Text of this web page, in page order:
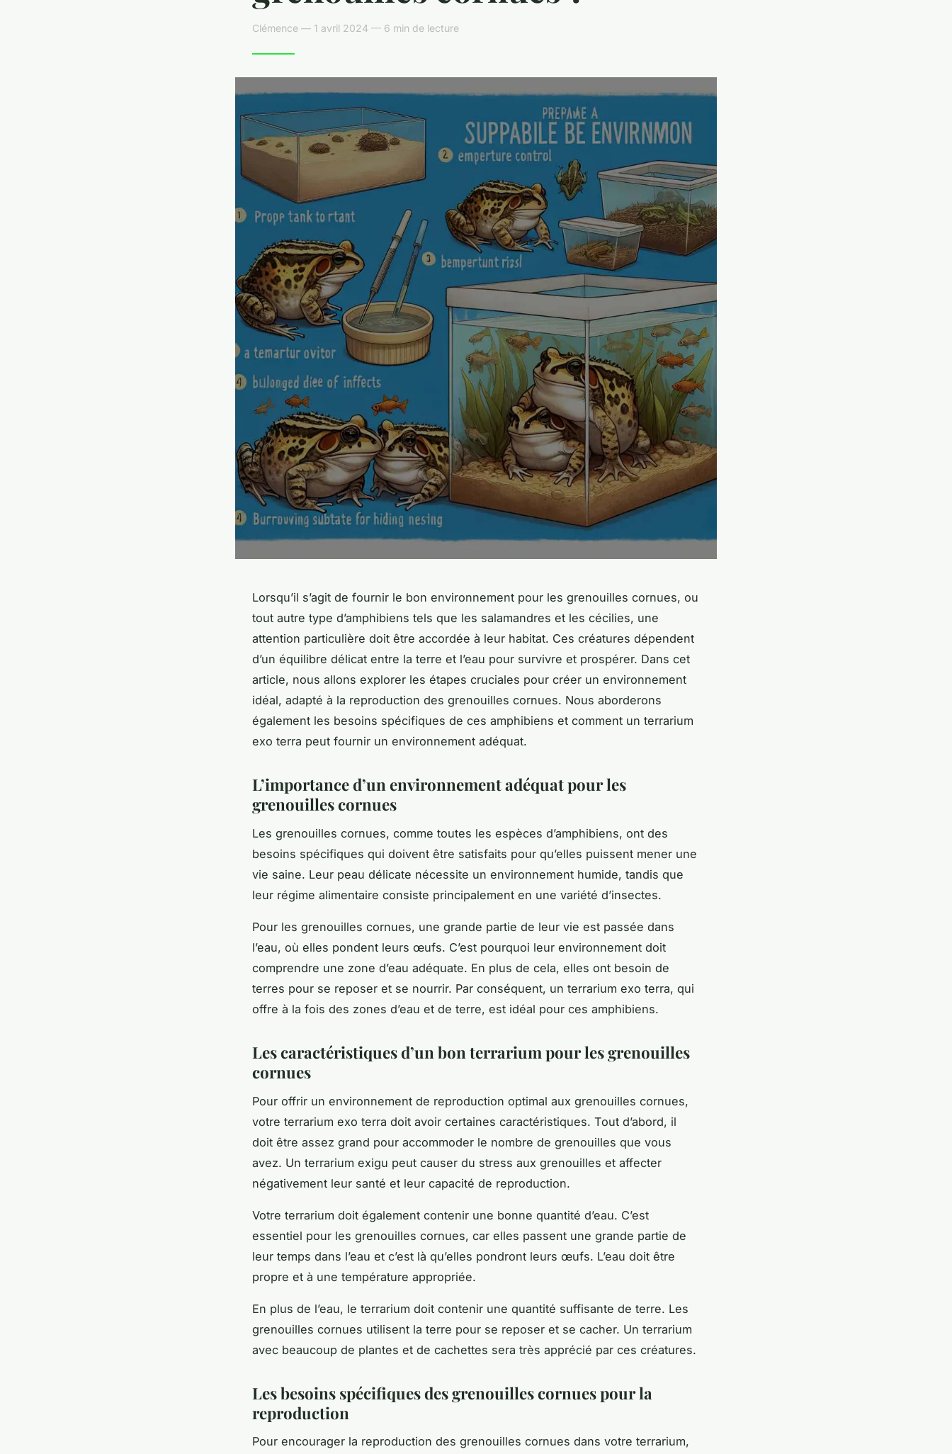
Clémence — 1 avril 2024 — 6 min de lecture
Lorsqu’il s’agit de fournir le bon environnement pour les grenouilles cornues, ou
tout autre type d’amphibiens tels que les salamandres et les cécilies, une
attention particulière doit être accordée à leur habitat. Ces créatures dépendent
d’un équilibre délicat entre la terre et l’eau pour survivre et prospérer. Dans cet
article, nous allons explorer les étapes cruciales pour créer un environnement
idéal, adapté à la reproduction des grenouilles cornues. Nous aborderons
également les besoins spécifiques de ces amphibiens et comment un terrarium
exo terra peut fournir un environnement adéquat.
L’importance d’un environnement adéquat pour les
grenouilles cornues
Les grenouilles cornues, comme toutes les espèces d’amphibiens, ont des
besoins spécifiques qui doivent être satisfaits pour qu’elles puissent mener une
vie saine. Leur peau délicate nécessite un environnement humide, tandis que
leur régime alimentaire consiste principalement en une variété d’insectes.
Pour les grenouilles cornues, une grande partie de leur vie est passée dans
l’eau, où elles pondent leurs œufs. C’est pourquoi leur environnement doit
comprendre une zone d’eau adéquate. En plus de cela, elles ont besoin de
terres pour se reposer et se nourrir. Par conséquent, un terrarium exo terra, qui
offre à la fois des zones d’eau et de terre, est idéal pour ces amphibiens.
Les caractéristiques d’un bon terrarium pour les grenouilles
cornues
Pour offrir un environnement de reproduction optimal aux grenouilles cornues,
votre terrarium exo terra doit avoir certaines caractéristiques. Tout d’abord, il
doit être assez grand pour accommoder le nombre de grenouilles que vous
avez. Un terrarium exigu peut causer du stress aux grenouilles et affecter
négativement leur santé et leur capacité de reproduction.
Votre terrarium doit également contenir une bonne quantité d’eau. C’est
essentiel pour les grenouilles cornues, car elles passent une grande partie de
leur temps dans l’eau et c’est là qu’elles pondront leurs œufs. L’eau doit être
propre et à une température appropriée.
En plus de l’eau, le terrarium doit contenir une quantité suffisante de terre. Les
grenouilles cornues utilisent la terre pour se reposer et se cacher. Un terrarium
avec beaucoup de plantes et de cachettes sera très apprécié par ces créatures.
Les besoins spécifiques des grenouilles cornues pour la
reproduction
Pour encourager la reproduction des grenouilles cornues dans votre terrarium,